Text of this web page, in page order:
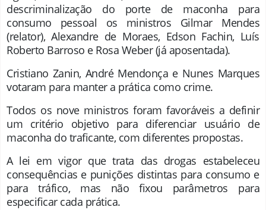
descriminalização do porte de maconha para
consumo pessoal os ministros Gilmar Mendes
(relator), Alexandre de Moraes, Edson Fachin, Luís
Roberto Barroso e Rosa Weber (já aposentada).
Cristiano Zanin, André Mendonça e Nunes Marques
votaram para manter a prática como crime.
Todos os nove ministros foram favoráveis a definir
um critério objetivo para diferenciar usuário de
maconha do traficante, com diferentes propostas.
A lei em vigor que trata das drogas estabeleceu
consequências e punições distintas para consumo e
para tráfico, mas não fixou parâmetros para
especificar cada prática.